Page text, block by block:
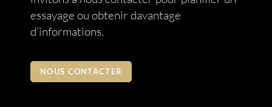
essayage ou obtenir davantage
d’informations.
NOUS CONTACTER